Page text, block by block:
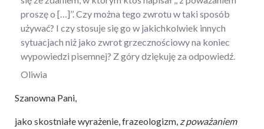
proszę o […]’’. Czy można tego zwrotu w taki sposób
używać? I czy stosuje się go w jakichkolwiek innych
sytuacjach niż jako zwrot grzecznościowy na koniec
wypowiedzi pisemnej? Z góry dziękuję za odpowiedź.
Oliwia
Szanowna Pani,
jako skostniałe wyrażenie, frazeologizm, z poważaniem